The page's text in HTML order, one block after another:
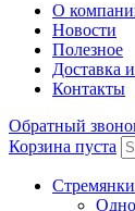
О
Новости
Полезное
Доставка
Контакты
Обратный
Корзина пуста
Стремянки